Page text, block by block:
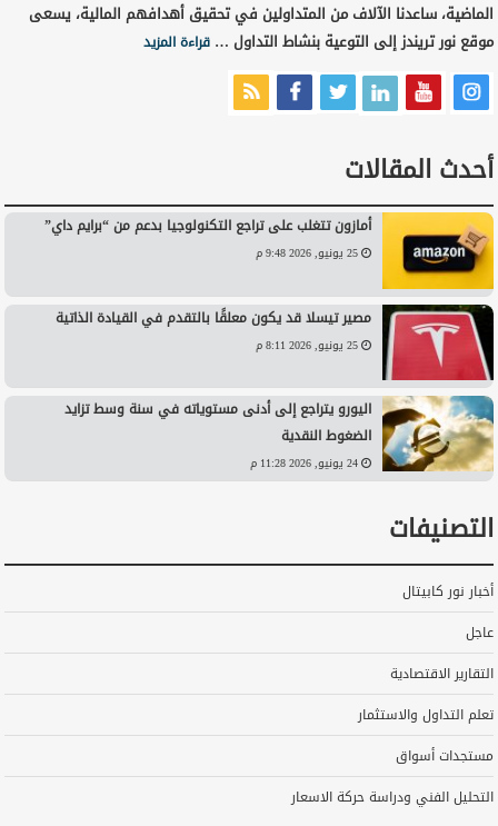
الماضية، ساعدنا الآلاف من المتداولين في تحقيق أهدافهم المالية، يسعى
موقع نور تريندز إلى التوعية بنشاط التداول …قراءة المزيد
أحدث المقالات
أمازون تتغلب على تراجع التكنولوجيا بدعم من “برايم داي”
25 يونيو, 2026 9:48 م
مصير تيسلا قد يكون معلقًا بالتقدم في القيادة الذاتية
25 يونيو, 2026 8:11 م
اليورو يتراجع إلى أدنى مستوياته في سنة وسط تزايد
الضغوط النقدية
24 يونيو, 2026 11:28 م
التصنيفات
أخبار نور كابيتال
عاجل
التقارير الاقتصادية
تعلم التداول والاستثمار
مستجدات أسواق
التحليل الفني ودراسة حركة الاسعار